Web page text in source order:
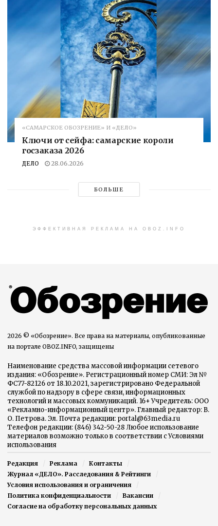
«САМАРСКОЕ ОБОЗРЕНИЕ» И «ДЕЛО»
Ключи от сейфа: самарские короли
госзаказа 2026
ДЕЛО 28.06.2026
БОЛЬШЕ
ЭФФЕКТИВНАЯ РЕКЛАМА НА OBOZ.INFO
2026 © «Обозрение». Все права на материалы, опубликованные
на портале OBOZ.INFO, защищены
Наименование средства массовой информации сетевого
издания: «Обозрение». Регистрационный номер СМИ: Эл №
ФС77-82126 от 18.10.2021, зарегистрировано Федеральной
службой по надзору в сфере связи, информационных
технологий и массовых коммуникаций. 16+ Учредитель: ООО
«Рекламно-информационный центр». Главный редактор: В.
О. Петрова. Эл. Почта редакции: portal@63media.ru
Телефон редакции: (846) 342-50-28 Любое использование
материалов возможно только в соответствии с Условиями
использования
Редакция Реклама
Контакты
Журнал «ДЕЛО». Расследования & Рейтинги
Условия использования и ограничения
Политика конфиденциальности
Вакансии
Согласие на обработку персональных данных